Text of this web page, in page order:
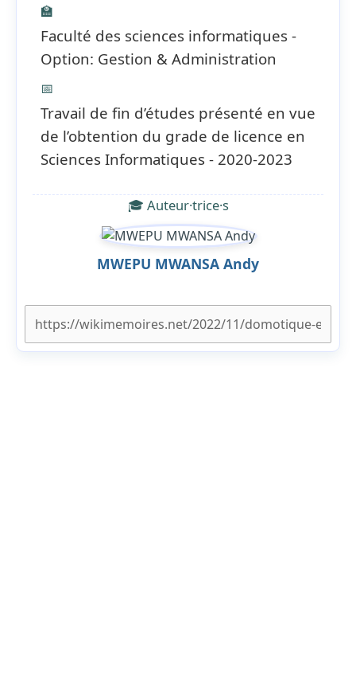
🏫
Faculté des sciences informatiques -
Option: Gestion & Administration
📅
Travail de fin d’études présenté en vue
de l’obtention du grade de licence en
Sciences Informatiques - 2020-2023
🎓 Auteur·trice·s
MWEPU MWANSA Andy